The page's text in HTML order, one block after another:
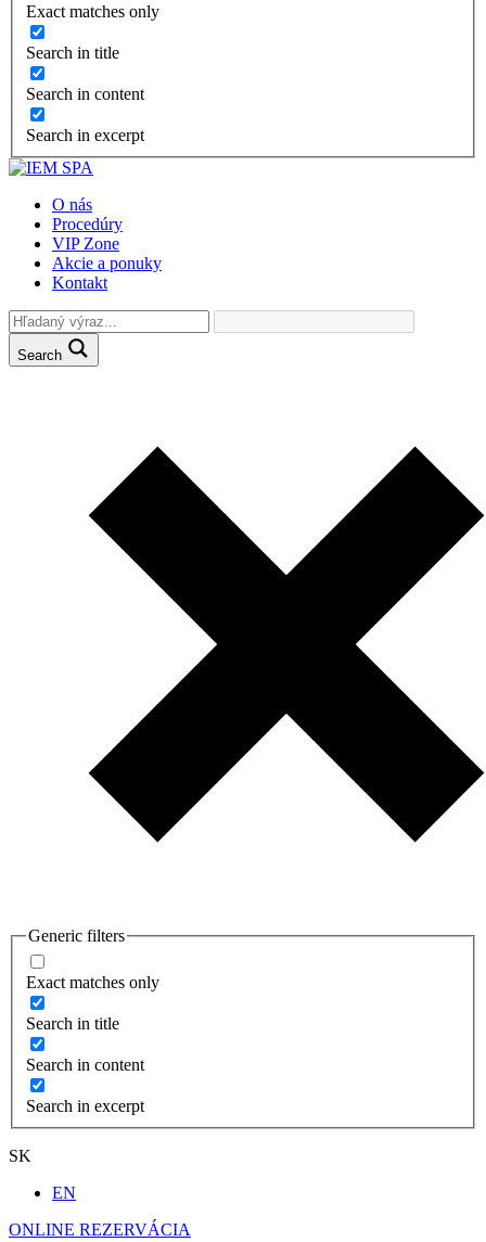
Exact matches only
Search in title
Search in content
Search in excerpt
O nás
Procedúry
VIP Zone
Akcie a ponuky
Kontakt
Search
Generic filters
Exact matches only
Search in title
Search in content
Search in excerpt
SK
EN
ONLINE REZERVÁCIA